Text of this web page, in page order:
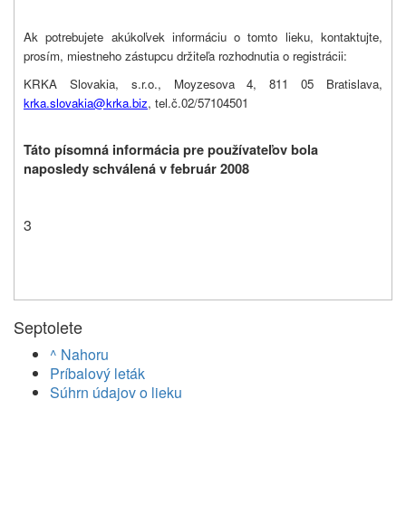
Ak potrebujete akúkoľvek informáciu o tomto lieku, kontaktujte,
prosím, miestneho zástupcu držiteľa rozhodnutia o registrácii:
KRKA Slovakia, s.r.o., Moyzesova 4, 811 05 Bratislava,
krka.slovakia@krka.biz, tel.č.02/57104501
Táto písomná informácia pre používateľov bola
naposledy schválená v február 2008
3
Septolete
^ Nahoru
Príbalový leták
Súhrn údajov o lieku